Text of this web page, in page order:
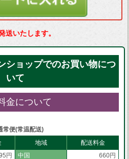
送いたします。
ショップでのお買い物につ
いて
金について
常便(常温配送)
地域
配送料金
円 中国
660円